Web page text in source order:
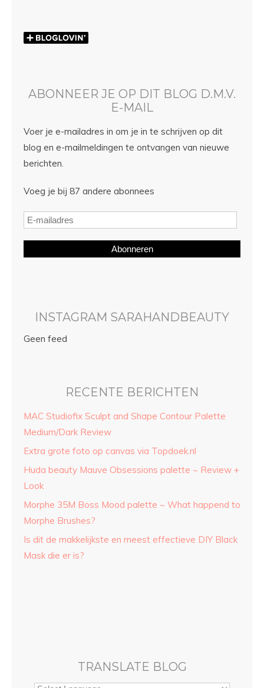
ABONNEER JE OP DIT BLOG D.M.V.
E-MAIL
Voer je e-mailadres in om je in te schrijven op dit
blog en e-mailmeldingen te ontvangen van nieuwe
berichten.
Voeg je bij 87 andere abonnees
Abonneren
INSTAGRAM SARAHANDBEAUTY
Geen feed
RECENTE BERICHTEN
MAC Studiofix Sculpt and Shape Contour Palette
Medium/Dark Review
Extra grote foto op canvas via Topdoek.nl
Huda beauty Mauve Obsessions palette ~ Review +
Look
Morphe 35M Boss Mood palette ~ What happend to
Morphe Brushes?
Is dit de makkelijkste en meest effectieve DIY Black
Mask die er is?
TRANSLATE BLOG